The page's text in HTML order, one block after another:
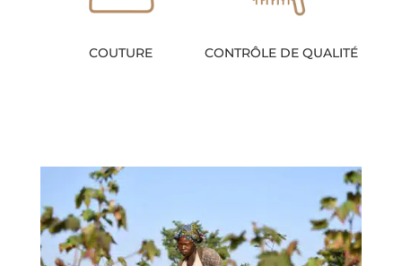
COUTURE CONTRÔLE DE QUALITÉ